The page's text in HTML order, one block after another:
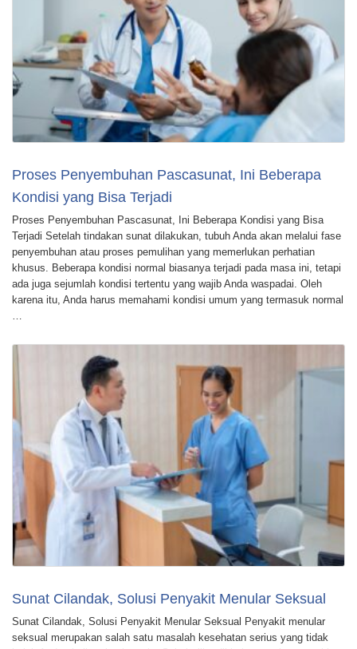
Proses Penyembuhan Pascasunat, Ini Beberapa
Kondisi yang Bisa Terjadi
Proses Penyembuhan Pascasunat, Ini Beberapa Kondisi yang Bisa
Terjadi Setelah tindakan sunat dilakukan, tubuh Anda akan melalui fase
penyembuhan atau proses pemulihan yang memerlukan perhatian
khusus. Beberapa kondisi normal biasanya terjadi pada masa ini, tetapi
ada juga sejumlah kondisi tertentu yang wajib Anda waspadai. Oleh
karena itu, Anda harus memahami kondisi umum yang termasuk normal
Sunat Cilandak, Solusi Penyakit Menular Seksual
Sunat Cilandak, Solusi Penyakit Menular Seksual Penyakit menular
seksual merupakan salah satu masalah kesehatan serius yang tidak